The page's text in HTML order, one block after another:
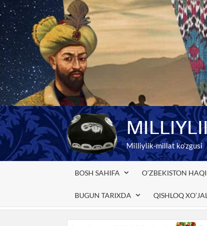
Skip
to
content
Milliylik-millat ko'zgusi
BOSH SAHIFA O’ZBEKISTON
BUGUN TARIXDA QISHLOQ